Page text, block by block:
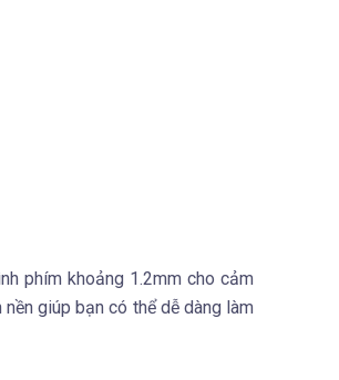
phím khoảng 1.2mm cho cảm
giúp bạn có thể dễ dàng làm